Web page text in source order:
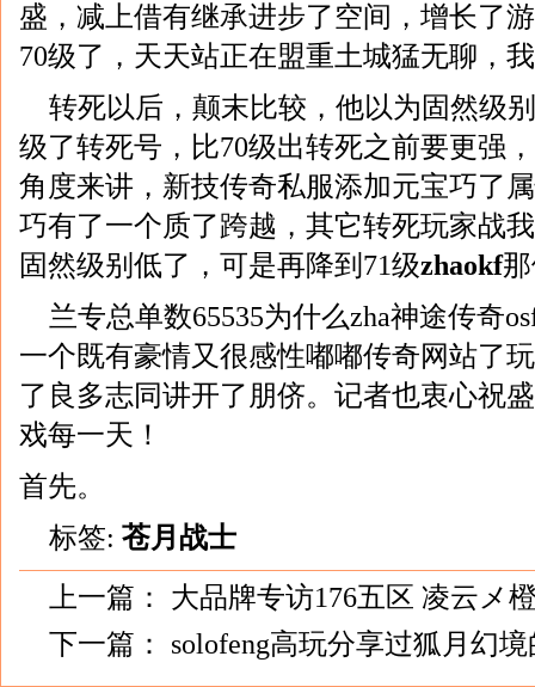
盛，减上借有继承进步了空间，增长了
70级了，天天站正在盟重土城猛无聊，
转死以后，颠末比较，他以为固然级
级了转死号，比70级出转死之前要更强
角度来讲，新技传奇私服添加元宝巧了
巧有了一个质了跨越，其它转死玩家战
固然级别低了，可是再降到71级zhaokf
兰专总单数65535为什么zha神途传奇
一个既有豪情又很感性嘟嘟传奇网站了
了良多志同讲开了朋侪。记者也衷心祝
戏每一天！
首先。
标签: 苍月战士
上一篇： 大品牌专访176五区 凌云メ
下一篇： solofeng高玩分享过狐月幻